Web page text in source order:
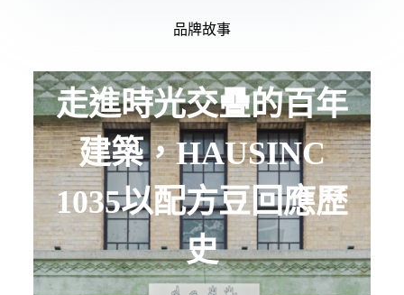
品牌故事
走進時光交疊的百年
建築，HAUSINC
1035以配方豆回應歷
史